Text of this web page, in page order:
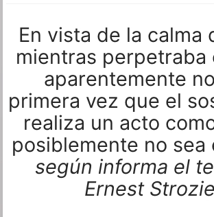
En vista de la calma
mientras perpetraba
aparentemente
primera vez que el
realiza un acto
posiblemente no sea
según informa el
Ernest